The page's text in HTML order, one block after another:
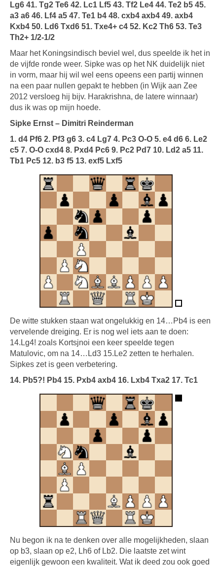
Lg6 41. Tg2 Te6 42. Lc1 Lf5 43. Tf2 Le4 44. Te2 b5 45.
a3 a6 46. Lf4 a5 47. Te1 b4 48. cxb4 axb4 49. axb4
Kxb4 50. Ld6 Txd6 51. Txe4+ c4 52. Kc2 Th6 53. Te3
Th2+ 1/2-1/2
Maar het Koningsindisch beviel wel, dus speelde ik het in
de vijfde ronde weer. Sipke was op het NK duidelijk niet
in vorm, maar hij wil wel eens opeens een partij winnen
na een paar nullen gepakt te hebben (in Wijk aan Zee
2012 versloeg hij bijv. Harakrishna, de latere winnaar)
dus ik was op mijn hoede.
Sipke Ernst – Dimitri Reinderman
1. d4 Pf6 2. Pf3 g6 3. c4 Lg7 4. Pc3 O-O 5. e4 d6 6. Le2
c5 7. O-O cxd4 8. Pxd4 Pc6 9. Pc2 Pd7 10. Ld2 a5 11.
Tb1 Pc5 12. b3 f5 13. exf5 Lxf5
De witte stukken staan wat ongelukkig en 14…Pb4 is een
vervelende dreiging. Er is nog wel iets aan te doen:
14.Lg4! zoals Kortsjnoi een keer speelde tegen
Matulovic, om na 14…Ld3 15.Le2 zetten te herhalen.
Sipkes zet is geen verbetering.
14. Pb5?! Pb4 15. Pxb4 axb4 16. Lxb4 Txa2 17. Tc1
Nu begon ik na te denken over alle mogelijkheden, slaan
op b3, slaan op e2, Lh6 of Lb2. Die laatste zet wint
eigenlijk gewoon een kwaliteit. Wat ik deed zou ook goed